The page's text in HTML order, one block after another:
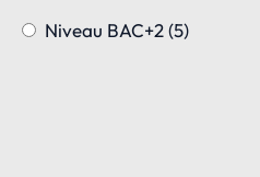
Niveau BAC+2 (5)